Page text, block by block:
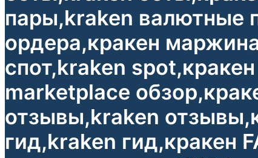
пары,kraken валютные
ордера,кракен
спот,kraken
marketplace
отзывы,kraken
гид,kraken гид,кракен